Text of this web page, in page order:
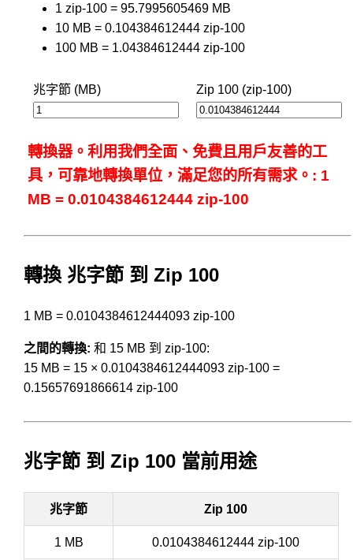
1 zip-100 = 95.7995605469 MB
10 MB = 0.104384612444 zip-100
100 MB = 1.04384612444 zip-100
兆字節 (MB) Zip 100 (zip-100)
轉換器。利用我們全面、免費且用戶友善的工
具，可靠地轉換單位，滿足您的所有需求。: 1
MB = 0.0104384612444 zip-100
轉換 兆字節 到 Zip 100
1 MB = 0.0104384612444093 zip-100
之間的轉換: 和 15 MB 到 zip-100:
15 MB = 15 × 0.0104384612444093 zip-100 =
0.15657691866614 zip-100
兆字節 到 Zip 100 當前用途
兆字節 Zip 100
1 MB 0.0104384612444 zip-100